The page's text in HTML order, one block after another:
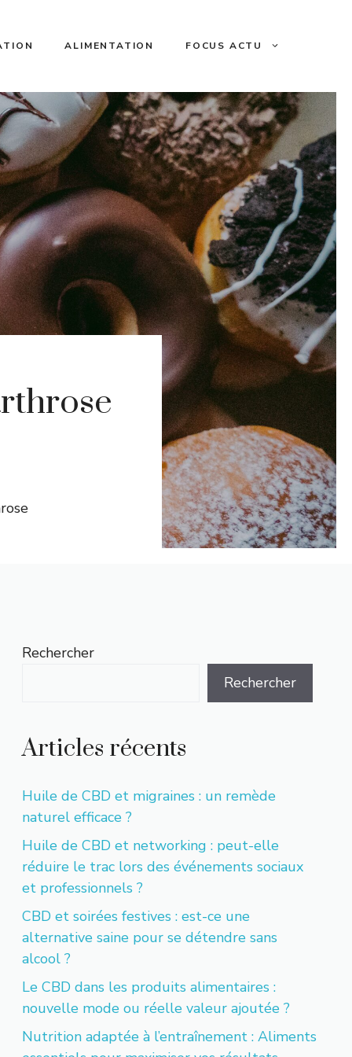
ALIMENTATION FOCUS ACTU
Rechercher
Rechercher
Articles récents
Huile de CBD et migraines : un remède
naturel efficace ?
Huile de CBD et networking : peut-elle
réduire le trac lors des événements sociaux
et professionnels ?
CBD et soirées festives : est-ce une
alternative saine pour se détendre sans
alcool ?
Le CBD dans les produits alimentaires :
nouvelle mode ou réelle valeur ajoutée ?
Nutrition adaptée à l’entraînement : Aliments